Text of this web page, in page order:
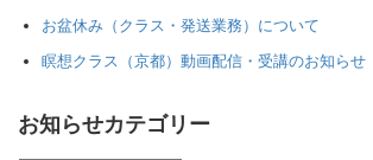
お盆休み（クラス・発送業務）について
瞑想クラス（京都）動画配信・受講のお知らせ
お知らせカテゴリー